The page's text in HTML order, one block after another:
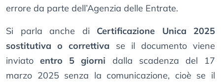
errore da parte dell’Agenzia delle Entrate.
Si parla anche di Certificazione Unica 2025
sostitutiva o correttiva se il documento viene
inviatoentro 5 giorni dalla scadenza del 17
marzo 2025 senza la comunicazione, cioè se il